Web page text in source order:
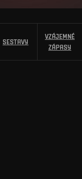
SESTAVY
VZÁJEMNÉ
ZÁPASY